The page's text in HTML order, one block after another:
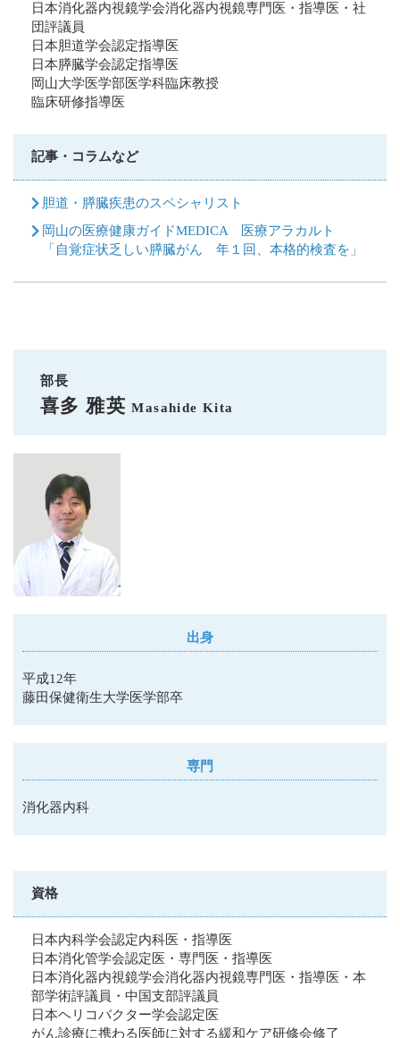
日本消化器内視鏡学会消化器内視鏡専門医・指導医・社
団評議員
日本胆道学会認定指導医
日本膵臓学会認定指導医
岡山大学医学部医学科臨床教授
臨床研修指導医
記事・コラムなど
胆道・膵臓疾患のスペシャリスト
岡山の医療健康ガイドMEDICA 医療アラカルト
「自覚症状乏しい膵臓がん 年１回、本格的検査を」
部長
喜多 雅英Masahide Kita
出身
平成12年
藤田保健衛生大学医学部卒
専門
消化器内科
資格
日本内科学会認定内科医・指導医
日本消化管学会認定医・専門医・指導医
日本消化器内視鏡学会消化器内視鏡専門医・指導医・本
部学術評議員・中国支部評議員
日本ヘリコバクター学会認定医
がん診療に携わる医師に対する緩和ケア研修会修了